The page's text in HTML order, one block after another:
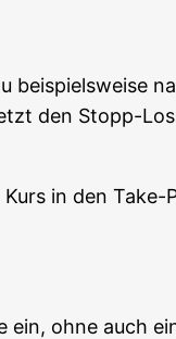
den Stopp-
in den
ein, ohne auch